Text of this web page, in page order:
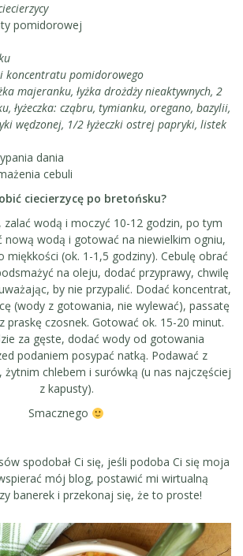
pomidorowej
koncentratu pomidorowego
majeranku, łyżka drożdży nieaktywnych, 2
łyżeczka: cząbru, tymianku, oregano, bazylii,
wędzonej, 1/2 łyżeczki ostrej papryki, listek
dania
cebuli
ciecierzycę po bretońsku?
zalać wodą i moczyć 10-12 godzin, po tym
nową wodą i gotować na niewielkim ogniu,
miękkości (ok. 1-1,5 godziny). Cebulę obrać
na oleju, dodać przyprawy, chwilę
by nie przypalić. Dodać koncentrat,
(wody z gotowania, nie wylewać), passatę
praskę czosnek. Gotować ok. 15-20 minut.
za gęste, dodać wody od gotowania
podaniem posypać natką. Podawać z
żytnim chlebem i surówką (u nas najczęściej
z kapusty).
Smacznego
spodobał Ci się, jeśli podoba Ci się moja
mój blog, postawić mi wirtualną
banerek i przekonaj się, że to proste!